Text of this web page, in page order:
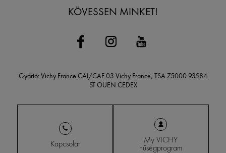
KÖVESSEN MINKET!
Gyártó: Vichy France CAI/CAF 03 Vichy France, TSA 75000 93584
ST OUEN CEDEX
Kapcsolat My VICHY
hűségprogram